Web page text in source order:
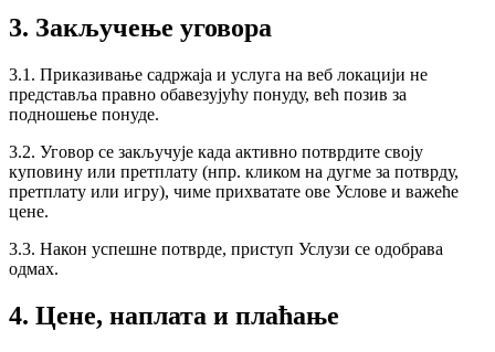
3. Закључење уговора
3.1. Приказивање садржаја и услуга на веб локацији не
представља правно обавезујућу понуду, већ позив за
подношење понуде.
3.2. Уговор се закључује када активно потврдите своју
куповину или претплату (нпр. кликом на дугме за потврду,
претплату или игру), чиме прихватате ове Услове и важеће
цене.
3.3. Након успешне потврде, приступ Услузи се одобрава
одмах.
4. Цене, наплата и плаћање